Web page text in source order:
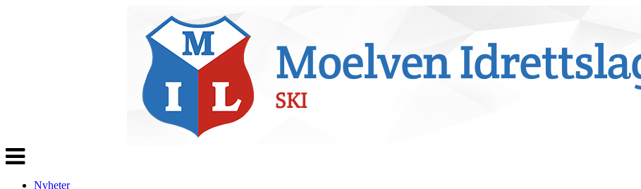
Veksle
navigasjon
Nyheter